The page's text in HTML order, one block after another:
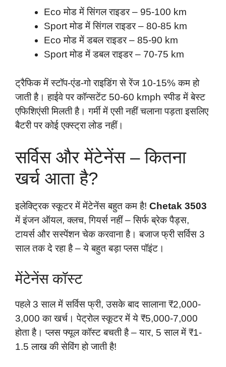
Eco मोड में सिंगल राइडर – 95-100 km
Sport मोड में सिंगल राइडर – 80-85 km
Eco मोड में डबल राइडर – 85-90 km
Sport मोड में डबल राइडर – 70-75 km
ट्रैफिक में स्टॉप-एंड-गो राइडिंग से रेंज 10-15% कम हो
जाती है। हाईवे पर कॉन्सटेंट 50-60 kmph स्पीड में बेस्ट
एफिशिएंसी मिलती है। गर्मी में एसी नहीं चलाना पड़ता इसलिए
बैटरी पर कोई एक्स्ट्रा लोड नहीं।
सर्विस और मेंटेनेंस – कितना
खर्च आता है?
इलेक्ट्रिक स्कूटर में मेंटेनेंस बहुत कम है! Chetak 3503
में इंजन ऑयल, क्लच, गियर्स नहीं – सिर्फ ब्रेक पैड्स,
टायर्स और सस्पेंशन चेक करवाना है। बजाज फ्री सर्विस 3
साल तक दे रहा है – ये बहुत बड़ा प्लस पॉइंट।
मेंटेनेंस कॉस्ट
पहले 3 साल में सर्विस फ्री, उसके बाद सालाना ₹2,000-
3,000 का खर्च। पेट्रोल स्कूटर में ये ₹5,000-7,000
होता है। प्लस फ्यूल कॉस्ट बचती है – यार, 5 साल में ₹1-
1.5 लाख की सेविंग हो जाती है!